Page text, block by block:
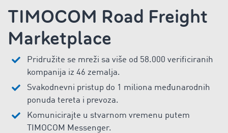
TIMOCOM Road Freight
Marketplace
Pridružite se mreži sa više od 58.000 verificiranih
kompanija iz 46 zemalja.
Svakodnevni pristup do 1 miliona međunarodnih
ponuda tereta i prevoza.
Komunicirajte u stvarnom vremenu putem
TIMOCOM Messenger.